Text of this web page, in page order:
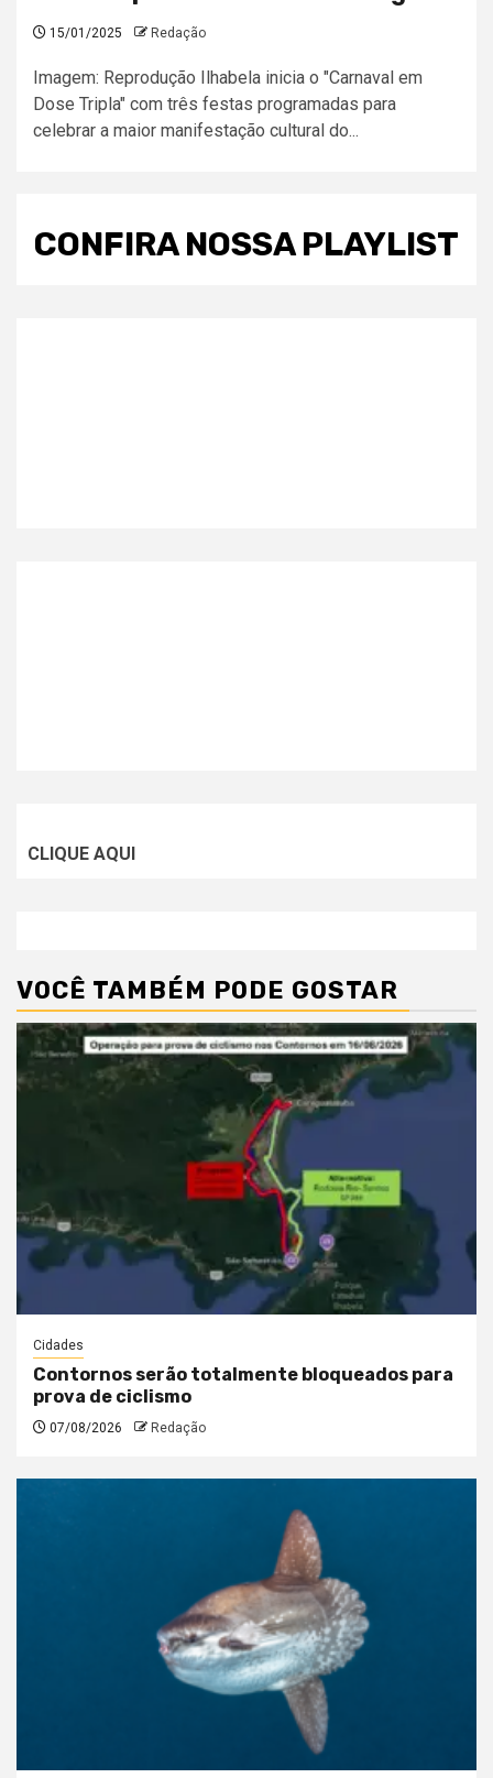
15/01/2025 Redação
Imagem: Reprodução Ilhabela inicia o "Carnaval em
Dose Tripla" com três festas programadas para
celebrar a maior manifestação cultural do...
CONFIRA NOSSA PLAYLIST
CLIQUE AQUI
VOCÊ TAMBÉM PODE GOSTAR
Cidades
Contornos serão totalmente bloqueados para
prova de ciclismo
07/08/2026 Redação